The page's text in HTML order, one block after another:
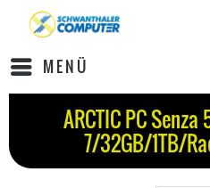
MENÜ
ARCTIC PC
7/32GB/1TB/